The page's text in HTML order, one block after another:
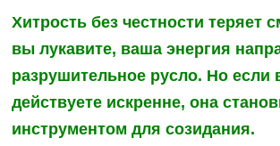
Хитрость без честности теряет
вы лукавите, ваша энергия
разрушительное русло. Но если
действуете искренне, она
инструментом для созидания.